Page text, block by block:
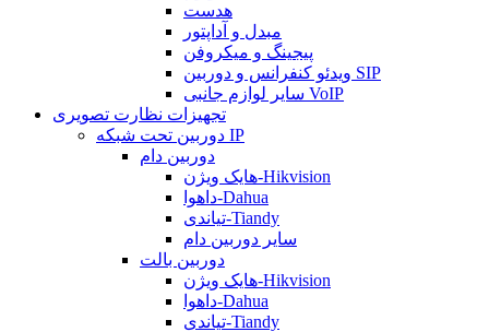
هدست
مبدل و آداپتور
پیجینگ و میکروفن
ویدئو کنفرانس و دوربین SIP
سایر لوازم جانبی VoIP
تجهیزات نظارت تصویری
دوربین تحت شبکه IP
دوربین دام
هایک ویژن-Hikvision
داهوا-Dahua
تیاندی-Tiandy
سایر دوربین دام
دوربین بالت
هایک ویژن-Hikvision
داهوا-Dahua
تیاندی-Tiandy